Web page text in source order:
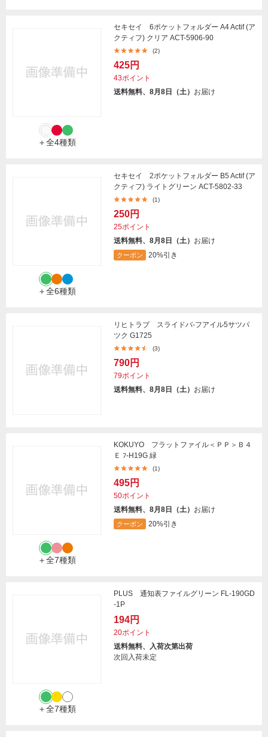
＋全4種類
セキセイ 6ポケットフォルダー A4 Actif (ア
クティフ) クリア ACT-5906-90
(2)
425円
43ポイント
送料無料、8月8日（土） お届け
＋全6種類
セキセイ 2ポケットフォルダー B5 Actif (ア
クティフ) ライトグリーン ACT-5802-33
(1)
250円
25ポイント
送料無料、8月8日（土） お届け
クーポン 20%引き
リヒトラブ スライドバ-フアイル5サツパ
ツク G1725
(3)
790円
79ポイント
送料無料、8月8日（土） お届け
＋全7種類
KOKUYO フラットファイル＜ＰＰ＞Ｂ４
Ｅ ﾌ-H19G 緑
(1)
495円
50ポイント
送料無料、8月8日（土） お届け
クーポン 20%引き
＋全7種類
PLUS 通知表ファイルグリーン FL-190GD
-1P
194円
20ポイント
送料無料、入荷次第出荷
次回入荷未定